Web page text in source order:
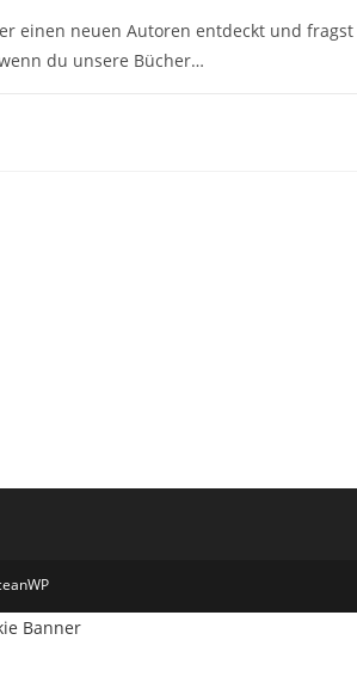
einen neuen Autoren entdeckt und
du unsere Bücher…
Banner